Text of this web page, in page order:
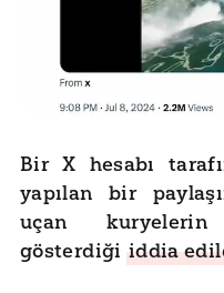
Bir X hesabı
yapılan bir
uçan kuryelerin
gösterdiği iddia